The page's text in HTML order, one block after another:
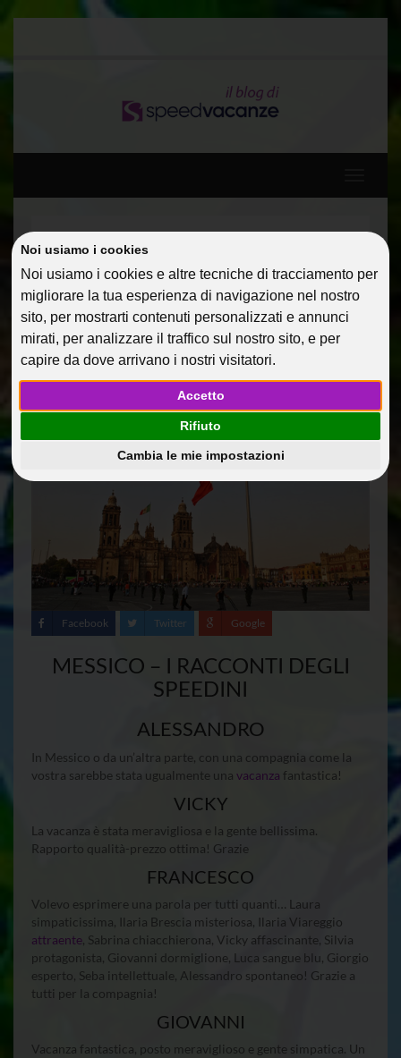
Noi usiamo i cookies
Noi usiamo i cookies e altre tecniche di tracciamento per
migliorare la tua esperienza di navigazione nel nostro
sito, per mostrarti contenuti personalizzati e annunci
mirati, per analizzare il traffico sul nostro sito, e per
capire da dove arrivano i nostri visitatori.
Accetto
Rifiuto
Cambia le mie impostazioni
MESSICO: PAROLE IN
LIBERTÀ!
03 Dic 2014 Protagonisti Riccobono
Facebook Twitter Google
MESSICO – I RACCONTI DEGLI
SPEEDINI
ALESSANDRO
In Messico o da un’altra parte, con una compagnia come la
vostra sarebbe stata ugualmente una vacanza fantastica!
VICKY
La vacanza è stata meravigliosa e la gente bellissima.
Rapporto qualità-prezzo ottima! Grazie
FRANCESCO
Volevo esprimere una parola per tutti quanti… Laura
simpaticissima, Ilaria Brescia misteriosa, Ilaria Viareggio
attraente, Sabrina chiacchierona, Vicky affascinante, Silvia
protagonista, Giovanni dormiglione, Luca sangue blu, Giorgio
esperto, Seba intellettuale, Alessandro spontaneo! Grazie a
tutti per la compagnia!
GIOVANNI
Vacanza fantastica, posto meraviglioso e gente simpatica. Un